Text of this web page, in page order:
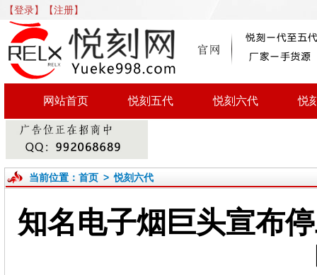
【登录】 【注册】
网站首页 悦刻五代 悦刻六代 悦
当前位置： 首页>悦刻六代
知名电子烟巨头宣布